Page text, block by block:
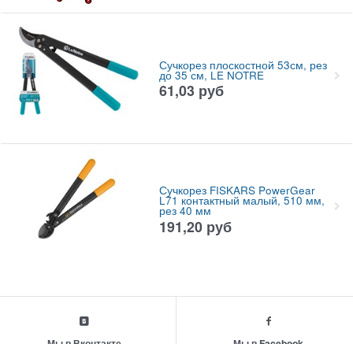
Сучкорез плоскостной 53см, рез
до 35 см, LE NOTRE
61,03 руб
Сучкорез FISKARS PowerGear
L71 контактный малый, 510 мм,
рез 40 мм
191,20 руб